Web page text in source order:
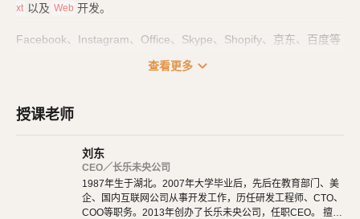
xt 以及 Web 开发。
Facebook、Instagram、Office、Skype、Shopify、京东、百度等
大量知名应用，也都使用了 React Native
基础篇：里面是
：项目都是由多个页面组成的，它们之间互相跳转、参数传
递、路由和 TabBar 的配置，都在这里学习。
：打好基础后，就要开始项目实战了。我们从零开始，一点
查看更多 expand_more
授课老师
刘东
CEO／长乐未央公司
1987年生于湖北。2007年大学毕业后，先后在教育部门、美
企、国内互联网公司从事开发工作，历任研发工程师、CTO、
COO等职务。2013年创办了长乐未央公司，任职CEO。 擅长